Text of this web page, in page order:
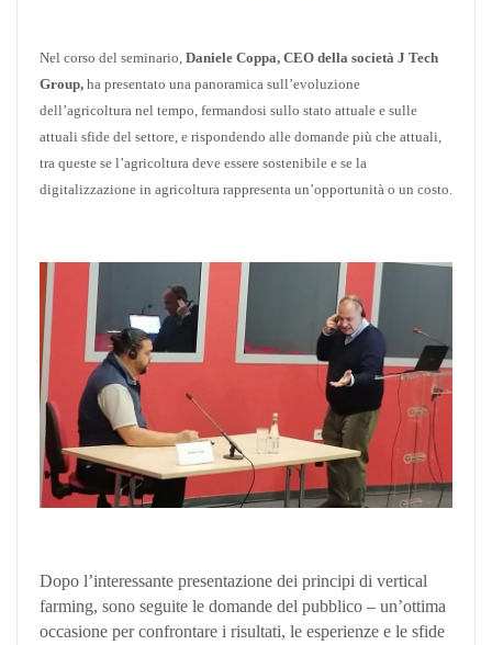
Nel corso del seminario, Daniele Coppa, CEO della società J Tech
Group, ha presentato una panoramica sull’evoluzione
dell’agricoltura nel tempo, fermandosi sullo stato attuale e sulle
attuali sfide del settore, e rispondendo alle domande più che attuali,
tra queste se l’agricoltura deve essere sostenibile e se la
digitalizzazione in agricoltura rappresenta un’opportunità o un costo.
Dopo l’interessante presentazione dei principi di vertical
farming, sono seguite le domande del pubblico – un’ottima
occasione per confrontare i risultati, le esperienze e le sfide